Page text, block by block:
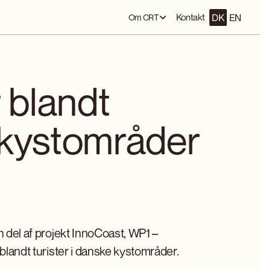
Om CRT Kontakt DK EN
af projekt InnoCoast, WP1 –
turister i danske kystområder.